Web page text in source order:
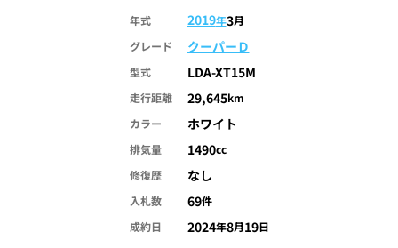
年式 2019年3月
グレード
クーパーＤ
型式 LDA-XT15M
走行距離 29,645km
カラー
ホワイト
排気量 1490cc
修復歴
なし
入札数 69件
成約日
2024年8月19日